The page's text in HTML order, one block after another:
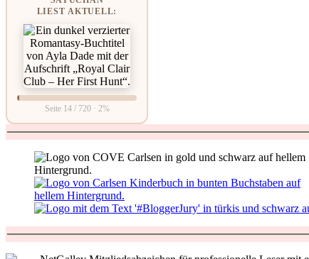
LIEST AKTUELL:
Seite 14 / 720 · 2%